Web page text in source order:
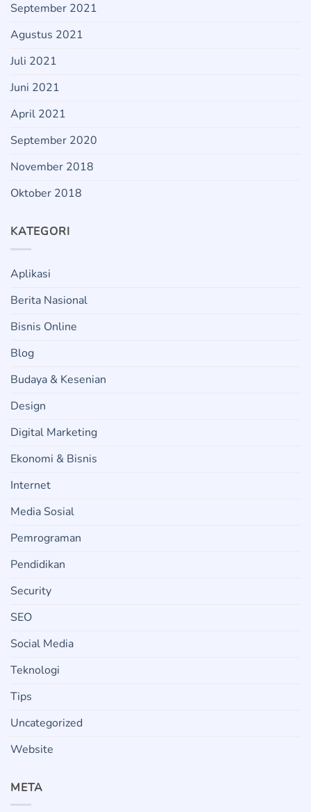
September 2021
Agustus 2021
Juli 2021
Juni 2021
April 2021
September 2020
November 2018
Oktober 2018
KATEGORI
Aplikasi
Berita Nasional
Bisnis Online
Blog
Budaya & Kesenian
Design
Digital Marketing
Ekonomi & Bisnis
Internet
Media Sosial
Pemrograman
Pendidikan
Security
SEO
Social Media
Teknologi
Tips
Uncategorized
Website
META